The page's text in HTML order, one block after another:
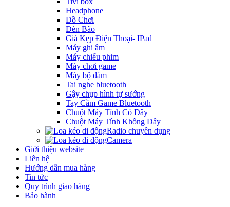
Headphone
Đồ Chơi
Đèn Bão
Giá Kẹp Điện Thoại- IPad
Máy ghi âm
Máy chiếu phim
Máy chơi game
Máy bộ đàm
Tai nghe bluetooth
Gậy chụp hình tự sướng
Tay Cầm Game Bluetooth
Chuột Máy Tính Có Dây
Chuột Máy Tính Không Dây
Radio chuyên dụng
Camera
Giới thiệu website
Liên hệ
Hướng dẫn mua hàng
Tin tức
Quy trình giao hàng
Bảo hành